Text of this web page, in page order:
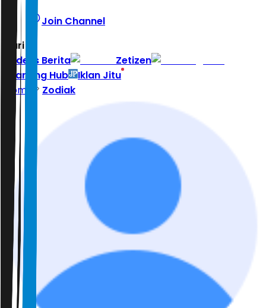
Join Channel
Hari ini
Indeks Berita
Zetizen
Learning Hub
Iklan Jitu
Home
Zodiak